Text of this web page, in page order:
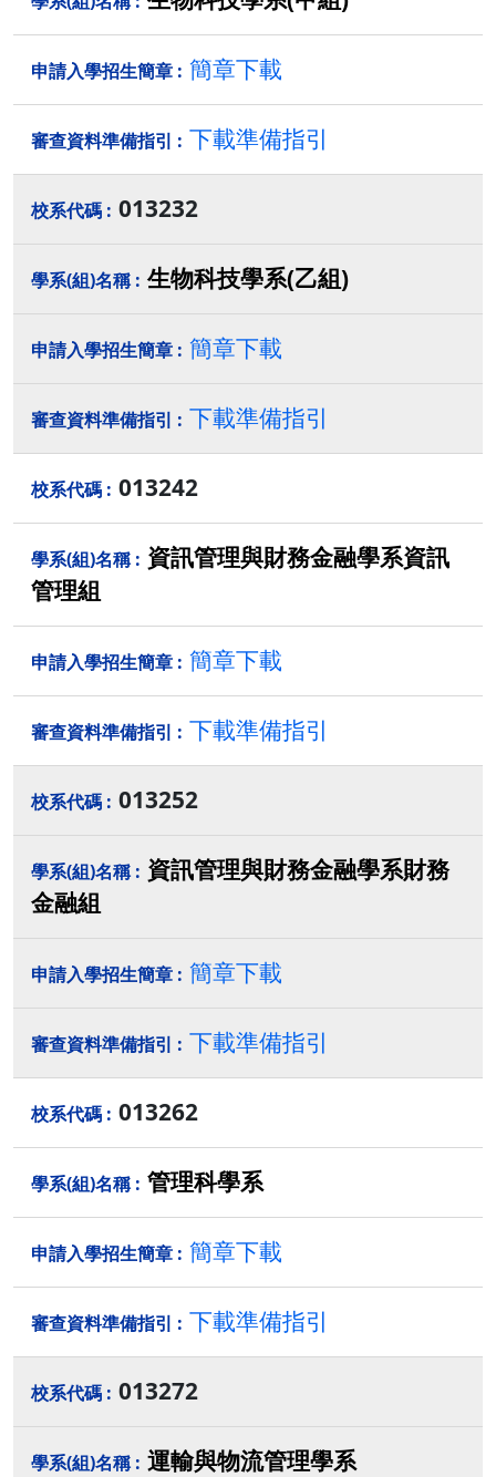
簡章下載
下載準備指引
013232
生物科技學系(乙組)
簡章下載
下載準備指引
013242
資訊管理與財務金融學系資訊
管理組
簡章下載
下載準備指引
013252
資訊管理與財務金融學系財務
金融組
簡章下載
下載準備指引
013262
管理科學系
簡章下載
下載準備指引
013272
運輸與物流管理學系